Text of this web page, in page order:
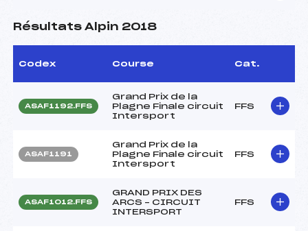
Résultats Alpin 2018
Codex Course Cat.
ASAF1192.FFS
Grand Prix de la
Plagne Finale circuit
Intersport
FFS
ASAF1191
Grand Prix de la
Plagne Finale circuit
Intersport
FFS
ASAF1012.FFS
GRAND PRIX DES
ARCS – CIRCUIT
INTERSPORT
FFS